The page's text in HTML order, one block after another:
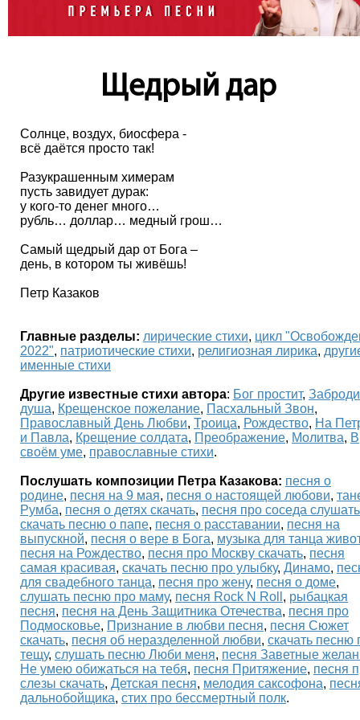
Щедрый дар
Солнце, воздух, биосфера -
всё даётся просто так!
Разукрашенным химерам
пусть завидует дурак:
у кого-то денег много…
рубль… доллар… медный грош…
Самый щедрый дар от Бога –
день, в котором ты живёшь!
Петр Казаков
Главные разделы: лирические стихи, цикл
2022", патриотические стихи, религиозная лирика,
именные стихи
Другие известные стихи автора: Бог простит,
душа, Крещенское пожелание, Пасхальный Звон,
Православный День Любви, Троица, Рождество, На
и Павла, Крещение солдата, Преображение, Молитва, В
своём уме, православные стихи.
Послушать композиции Петра Казакова: песня о
родине, песня на 9 мая, песня о настоящей любови,
Румба, песня о детях скачать, песня про соседа слушать
скачать песню о папе, песня о расставании, песня на
выпускной, песня о вере в Бога, музыка для танца
песня на Рождество, песня про Москву скачать, песня
самая красивая, скачать песню про улыбку, Динамо,
для свадебного танца, песня про жену, песня о доме,
слушать песню про маму, песня Rock N Roll , рыбацкая
песня, песня на День Защитника Отечества, песня про
Подмосковье, Признание в любви песня, песня Сюжет
скачать, песня об неразделенной любви, скачать песню
тещу, слушать песню Люби меня, песня Заветные
Не умею обижаться на тебя, песня Притяжение, песня
слезы скачать, Детская песня, мелодия саксофона,
дальнобойщика, стих про бессмертный полк.